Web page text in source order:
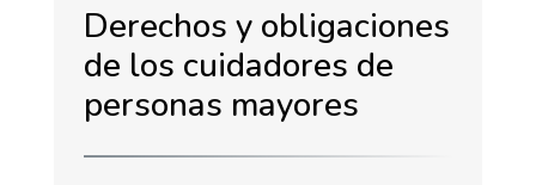
Derechos y obligaciones
de los cuidadores de
personas mayores